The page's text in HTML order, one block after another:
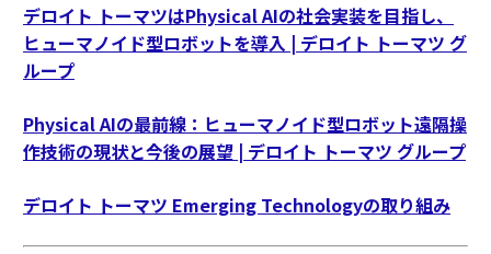
デロイト トーマツはPhysical AIの社会実装を目指し、
ヒューマノイド型ロボットを導入 | デロイト トーマツ グ
ループ
Physical AIの最前線：ヒューマノイド型ロボット遠隔操
作技術の現状と今後の展望 | デロイト トーマツ グループ
デロイト トーマツ Emerging Technologyの取り組み